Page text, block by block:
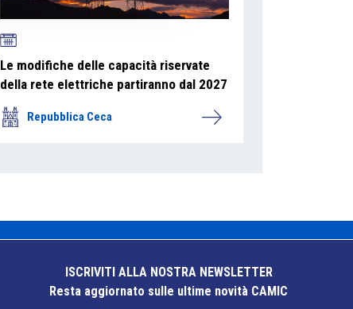
Le modifiche delle capacità riservate
della rete elettriche partiranno dal 2027
Repubblica Ceca
ISCRIVITI ALLA NOSTRA NEWSLETTER
Resta aggiornato sulle ultime novità CAMIC